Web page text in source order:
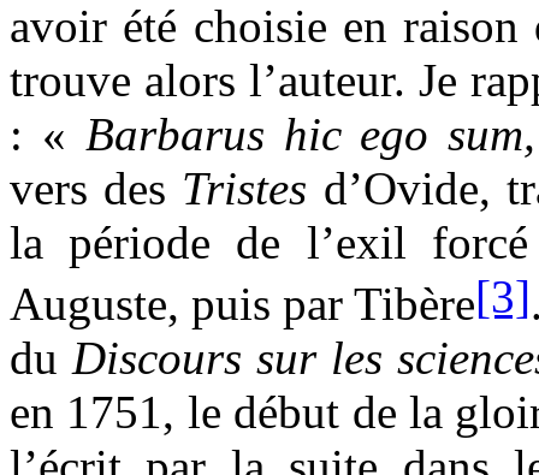
avoir été choisie en
trouve alors l’auteur. Je
: « Barbarus hic ego
vers des Tristes d’Ovide,
la période de l’exil
Auguste, puis par Tibère[3]
du Discours sur les
en 1751, le début de la